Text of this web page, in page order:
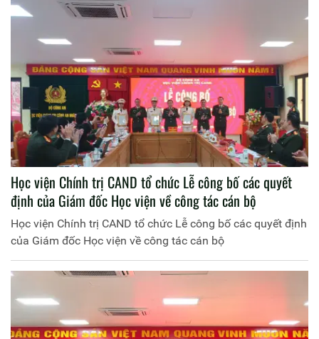
Học viện Chính trị CAND tổ chức Lễ công bố các quyết
định của Giám đốc Học viện về công tác cán bộ
Học viện Chính trị CAND tổ chức Lễ công bố các quyết định
của Giám đốc Học viện về công tác cán bộ